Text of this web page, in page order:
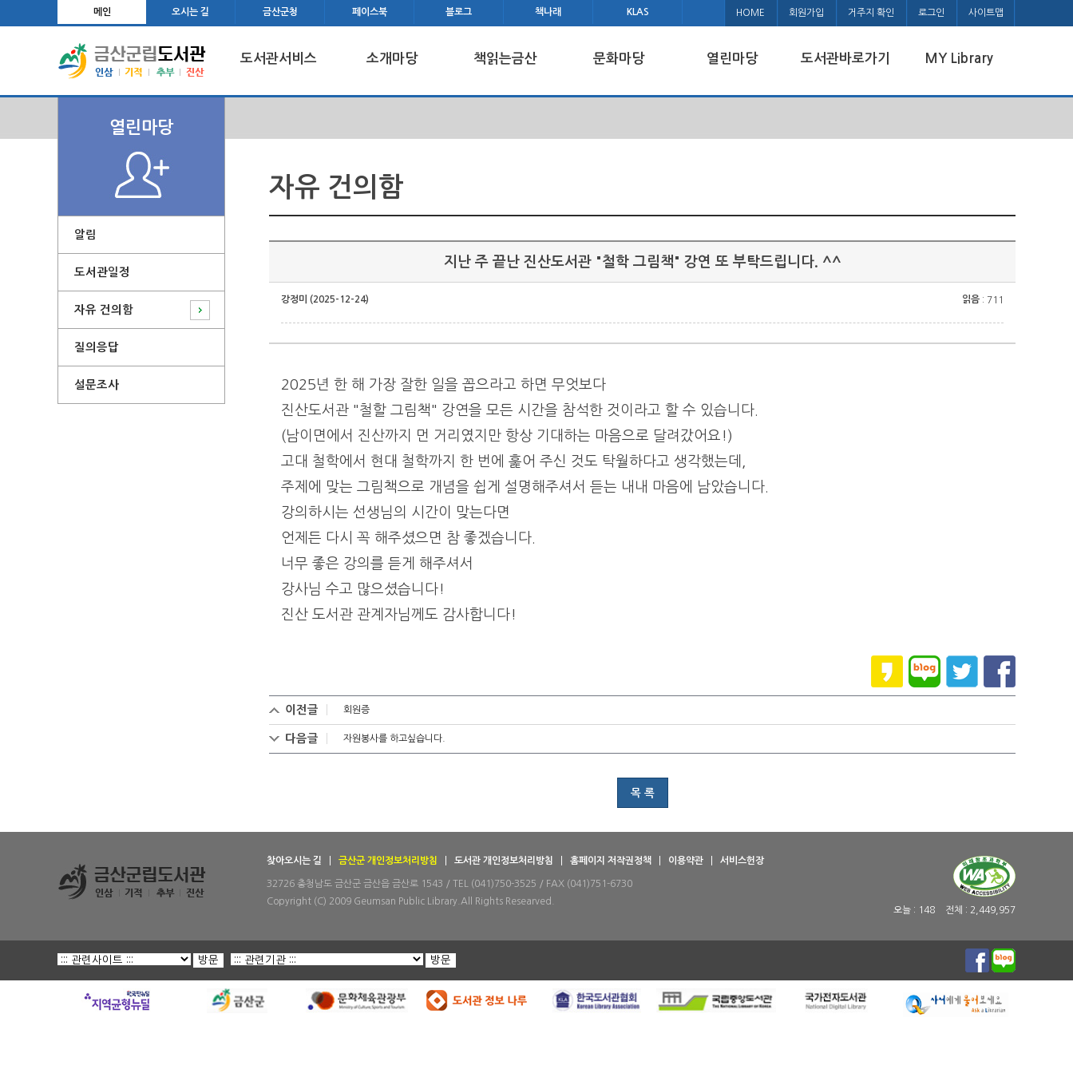
메인 오시는 길 금산군청 페이스북 블로그 책나래 KLAS HOME 회원가입 거주지 확인 로그인 사이트맵
도서관서비스 소개마당 책읽는금산 문화마당 열린마당 도서관바로가기 MY Library
열린마당
알림
도서관일정
자유 건의함
질의응답
설문조사
자유 건의함
지난 주 끝난 진산도서관 "철학 그림책" 강연 또 부탁드립니다. ^^
강정미 (2025-12-24) 읽음 : 711
2025년 한 해 가장 잘한 일을 꼽으라고 하면 무엇보다
진산도서관 "철할 그림책" 강연을 모든 시간을 참석한 것이라고 할 수 있습니다.
(남이면에서 진산까지 먼 거리였지만 항상 기대하는 마음으로 달려갔어요!)
고대 철학에서 현대 철학까지 한 번에 훑어 주신 것도 탁월하다고 생각했는데,
주제에 맞는 그림책으로 개념을 쉽게 설명해주셔서 듣는 내내 마음에 남았습니다.
강의하시는 선생님의 시간이 맞는다면
언제든 다시 꼭 해주셨으면 참 좋겠습니다.
너무 좋은 강의를 듣게 해주셔서
강사님 수고 많으셨습니다!
진산 도서관 관계자님께도 감사합니다!
이전글 회원증
다음글 자원봉사를 하고싶습니다.
목 록
찾아오시는 길 금산군 개인정보처리방침 도서관 개인정보처리방침 홈페이지 저작권정책 이용약관 서비스헌장
32726 충청남도 금산군 금산읍 금산로 1543 / TEL (041)750-3525 / FAX (041)751-6730
Copyright (C) 2009 Geumsan Public Library.All Rights Researved.
오늘 : 148 전체 : 2,449,957